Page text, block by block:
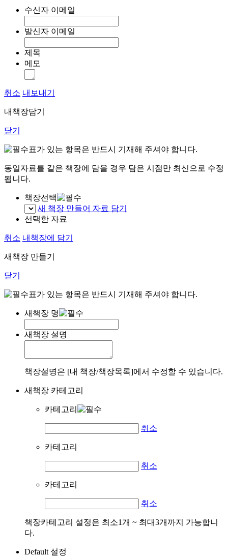
수신자 이메일
발신자 이메일
제목
메모
취소 내보내기
내책장담기
닫기
표가 있는 항목은 반드시 기재해 주셔야 합니다.
동일자료를 같은 책장에 담을 경우 담은 시점만 최신으로 수정
됩니다.
책장선택
새 책장 만들어 자료 담기
선택한 자료
취소 내책장에 담기
새책장 만들기
닫기
표가 있는 항목은 반드시 기재해 주셔야 합니다.
새책장 명
새책장 설명
책장설명은 [내 책장/책장목록]에서 수정할 수 있습니다.
새책장 카테고리
카테고리
취소
카테고리
취소
카테고리
취소
책장카테고리 설정은 최소1개 ~ 최대3개까지 가능합니
다.
Default 설정